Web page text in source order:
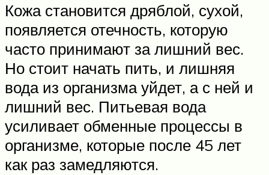
Кожа становится дряблой, сухой,
появляется отечность, которую
часто принимают за лишний вес.
Но стоит начать пить, и лишняя
вода из организма уйдет, а с ней и
лишний вес. Питьевая вода
усиливает обменные процессы в
организме, которые после 45 лет
как раз замедляются.